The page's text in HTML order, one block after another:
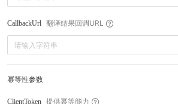
CallbackUrl 翻译结果回调URL
幂等性参数
ClientToken 提供幂等能力